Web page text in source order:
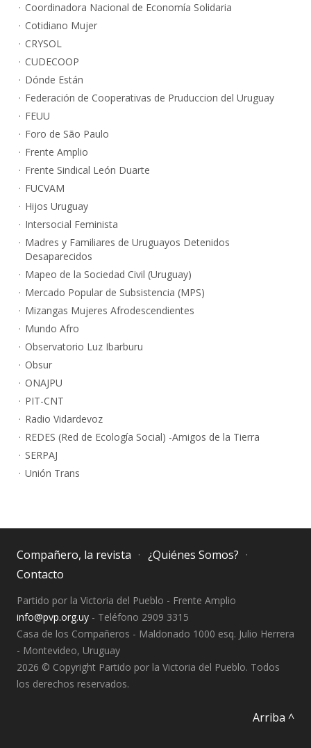
Coordinadora Nacional de Economía Solidaria
Cotidiano Mujer
CRYSOL
CUDECOOP
Dónde Están
Federación de Cooperativas de Pruduccion del Uruguay
FEUU
Foro de São Paulo
Frente Amplio
Frente Sindical León Duarte
FUCVAM
Hijos Uruguay
Intersocial Feminista
Madres y Familiares de Uruguayos Detenidos
Desaparecidos
Mapeo de la Sociedad Civil (Uruguay)
Mercado Popular de Subsistencia (MPS)
Mizangas Mujeres Afrodescendientes
Mundo Afro
Observatorio Luz Ibarburu
Obsur
ONAJPU
PIT-CNT
Radio Vidardevoz
REDES (Red de Ecología Social) -Amigos de la Tierra
SERPAJ
Unión Trans
Compañero, la revista
¿Quiénes Somos?
Contacto
Partido por la Victoria del Pueblo - Frente Amplio
info@pvp.org.uy - Teléfono 2909 3315
Casa de los Compañeros - Maldonado 1000 esq. Julio Herrera
- Montevideo, Uruguay
2026 © Copyright Partido por la Victoria del Pueblo. Todos
los derechos reservados.
Arriba ^